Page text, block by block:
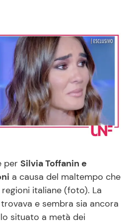
Cucina e Ricette
Consigli di Cucina
Le Ricette in TV
Primi Piatti
per Silvia Toffanin e
a causa del maltempo che
italiane (foto). La
e sembra sia ancora
situato a metà dei